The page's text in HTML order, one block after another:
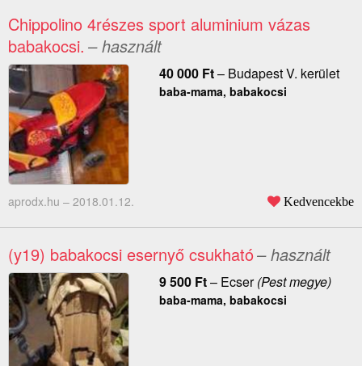
Chippolino 4részes sport aluminium vázas
babakocsi. – használt
40 000 Ft– Budapest V. kerület
baba-mama, babakocsi
aprodx.hu – 2018.01.12. Kedvencekbe
(y19) babakocsi esernyő csukható– használt
9 500 Ft– Ecser(Pest megye)
baba-mama, babakocsi